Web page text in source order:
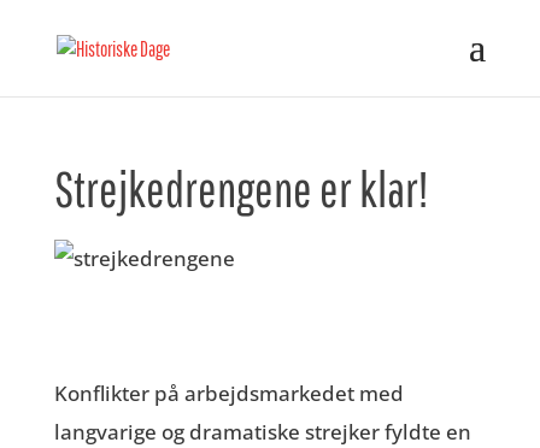
Strejkedrengene er klar!
Konflikter på arbejdsmarkedet med
langvarige og dramatiske strejker fyldte en